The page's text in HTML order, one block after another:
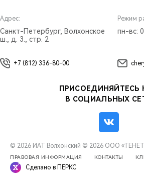
Адрес:
Санкт-Петербург, Волхонское
ш., д. 3., стр. 2
Режим
пн-вс:
+7 (812) 336-80-00
ПРИСОЕДИНЯЙТЕСЬ
В СОЦИАЛЬНЫХ
© 2026 ИАТ Волхонский © 2026 ООО «ТЕНЕТ
ПРАВОВАЯ ИНФОРМАЦИЯ КОНТАКТЫ
Сделано в ПЕРКС